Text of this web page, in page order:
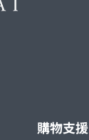
購物支援